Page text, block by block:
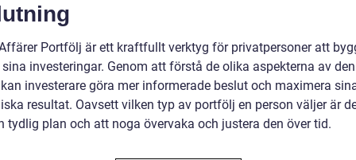
Portfölj är ett kraftfullt verktyg för privatpersoner att
investeringar. Genom att förstå de olika aspekterna av
investerare göra mer informerade beslut och maximera
resultat. Oavsett vilken typ av portfölj en person väljer är
tydlig plan och att noga övervaka och justera den över tid.